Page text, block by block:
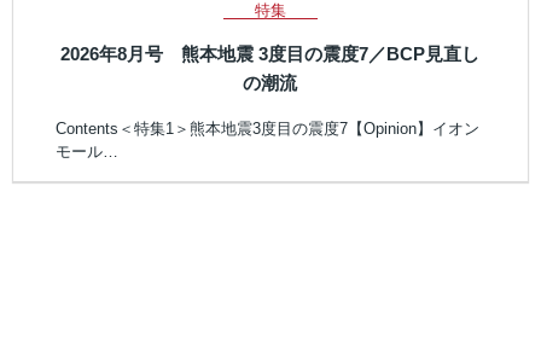
特集
2026年8月号 熊本地震 3度目の震度7／BCP見直し
の潮流
Contents＜特集1＞熊本地震3度目の震度7【Opinion】イオン
モール…